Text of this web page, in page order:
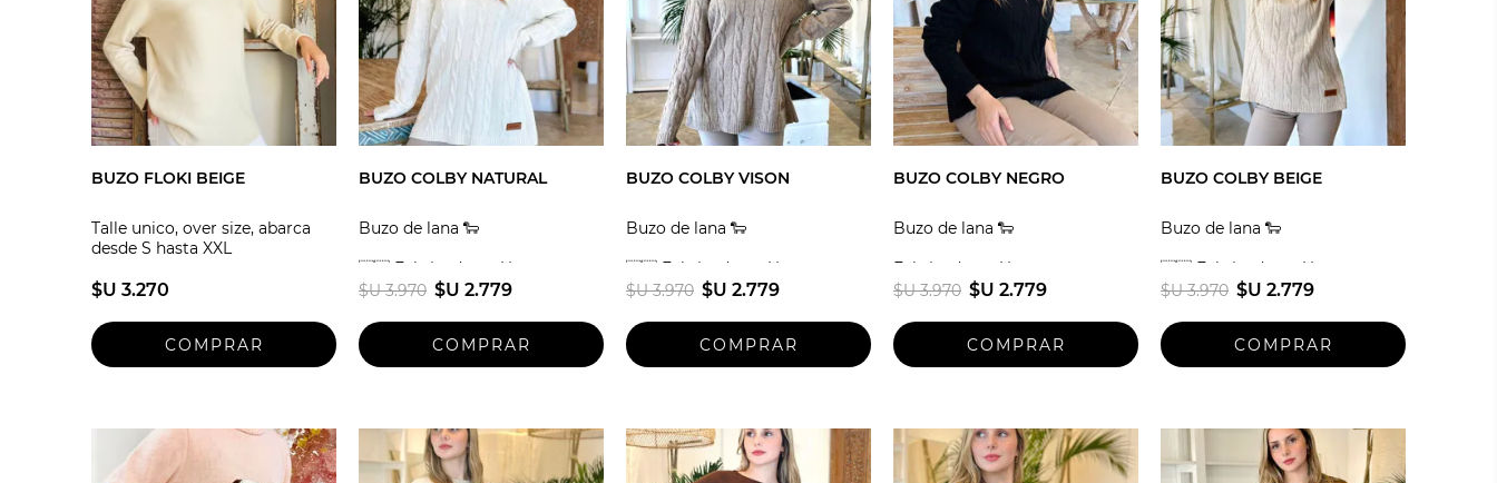
BUZO FLOKI BEIGE
Talle unico, over size, abarca
desde S hasta XXL
$U 3.270
BUZO COLBY NATURAL
Buzo de lana 🐑
🇺🇾 Fabricado en Uruguay
$U 3.970 $U 2.779
BUZO COLBY VISON
Buzo de lana 🐑
🇺🇾 Fabricado en Uruguay
$U 3.970 $U 2.779
BUZO COLBY NEGRO
Buzo de lana 🐑
Fabricado en Uruguay
$U 3.970 $U 2.779
BUZO COLBY BEIGE
Buzo de lana 🐑
🇺🇾 Fabricado en Uruguay
$U 3.970 $U 2.779